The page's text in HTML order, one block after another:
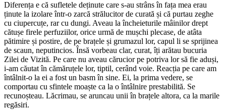
Diferența e că sufletele deținute care s-au strâns în fața mea erau
ținute la izolare într-o zarcă strălucitor de curată și că purtau zeghe
cu ciupercuțe, rar cu dungi. Aveau la încheieturile mâinilor drept
cătușe firele perfuziilor, orice urmă de mușchi plecase, de atâta
pătimire și postire, de pe brațele și grumazul lor, capul li se sprijinea
de scaun, neputincios. Însă vorbeau clar, curat, îți arătau bucuria
Zilei de Vizită. Pe care nu aveau cărucior pe potriva lor să fie aduși,
i-am căutat în cămăruțele lor, tiptil, cerând voie. Reacția pe care am
întâlnit-o la ei a fost un basm în sine. Ei, la prima vedere, se
comportau cu sfintele moaște ca la o întâlnire prestabilită. Se
recunoșteau. Lăcrimau, se aruncau unii în brațele altora, ca la marile
regăsiri.